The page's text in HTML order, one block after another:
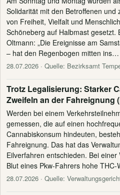
Solidarität mit den Betroffenen
von Freiheit, Vielfalt und
Schöneberg auf Halbmast gesetzt.
Oltmann: „Die Ereignisse am
– hat den Regenbogen mitten ins…
28.07.2026 · Quelle: Bezirksamt
Trotz Legalisierung: Starker
Zweifeln an der Fahreignung
Werden bei einem
gemessen, die auf einen
Cannabiskonsum hindeuten,
Fahreignung. Das hat das
Eilverfahren entschieden. Bei
Blut eines Pkw-Fahrers hohe THC-
28.07.2026 · Quelle: